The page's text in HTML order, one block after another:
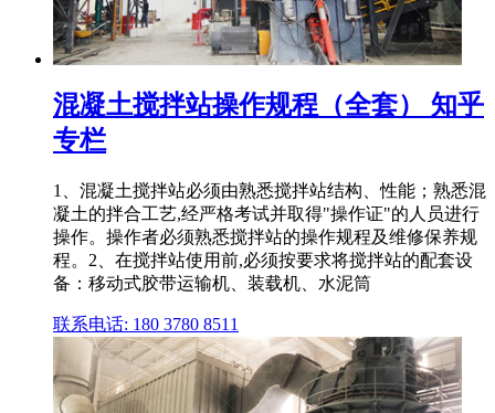
混凝土搅拌站操作规程（全套） 知乎
专栏
1、混凝土搅拌站必须由熟悉搅拌站结构、性能；熟悉混
凝土的拌合工艺,经严格考试并取得"操作证"的人员进行
操作。操作者必须熟悉搅拌站的操作规程及维修保养规
程。2、在搅拌站使用前,必须按要求将搅拌站的配套设
备：移动式胶带运输机、装载机、水泥筒
联系电话: 180 3780 8511